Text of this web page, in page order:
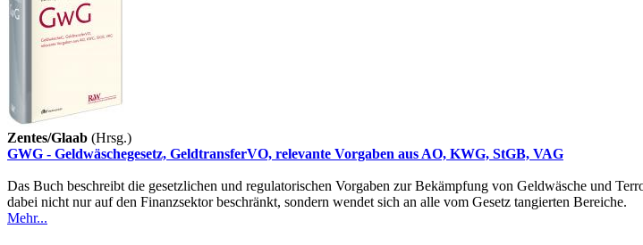
Zentes/Glaab (Hrsg.)
GWG - Geldwäschegesetz, GeldtransferVO, relevante Vorgaben aus AO, KWG, StGB, VAG
Das Buch beschreibt die gesetzlichen und regulatorischen Vorgaben zur Bekämpfung von Geldwäsche und
dabei nicht nur auf den Finanzsektor beschränkt, sondern wendet sich an alle vom Gesetz tangierten Bereiche.
Mehr...